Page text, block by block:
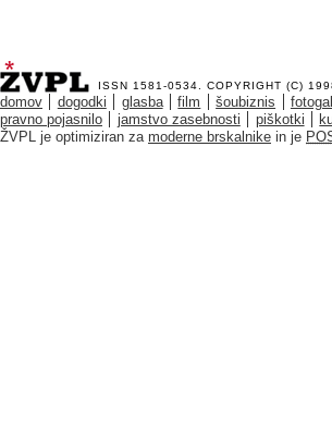
ISSN 1581-0534. COPYRIGHT (C)
domov dogodki glasba film šoubiznis
pravno pojasnilo
jamstvo zasebnosti piškotki
ŽVPL je optimiziran za moderne brskalnike in je